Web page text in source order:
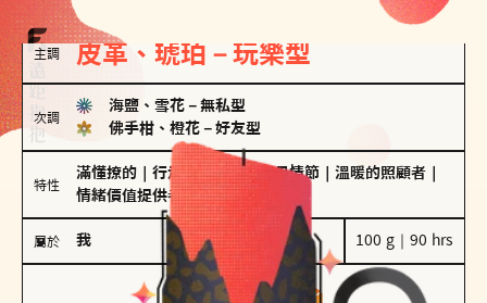
主調 皮革、琥珀－玩樂型
次調
海鹽、雪花 － 無私型
佛手柑、橙花 － 好友型
特性
滿懂撩的 行走的發電機｜ 聖母情節 溫暖的照顧者
情緒價值提供者
屬於 我 100 g｜90 hrs
玩樂型